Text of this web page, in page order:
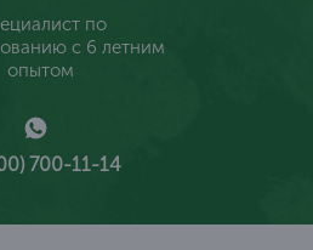
по
с 6 летним
опытом
700-11-14